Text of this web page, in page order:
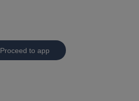
Proceed to app